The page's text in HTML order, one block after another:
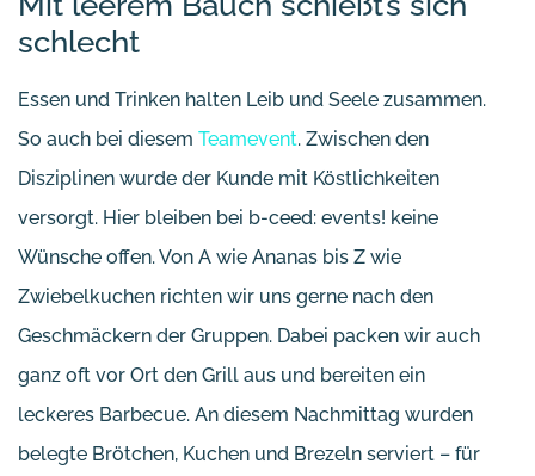
schlecht
Essen und Trinken halten Leib und Seele zusammen.
So auch bei diesem Teamevent. Zwischen den
Disziplinen wurde der Kunde mit Köstlichkeiten
versorgt. Hier bleiben bei b-ceed: events! keine
Wünsche offen. Von A wie Ananas bis Z wie
Zwiebelkuchen richten wir uns gerne nach den
Geschmäckern der Gruppen. Dabei packen wir auch
ganz oft vor Ort den Grill aus und bereiten ein
leckeres Barbecue. An diesem Nachmittag wurden
belegte Brötchen, Kuchen und Brezeln serviert – für